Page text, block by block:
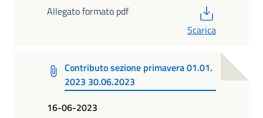
Allegato formato pdf
Scarica
Contributo sezione primavera 01.01.
2023 30.06.2023
16-06-2023